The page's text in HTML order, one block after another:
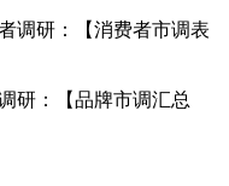
调研：【消费者市调表
研：【品牌市调汇总